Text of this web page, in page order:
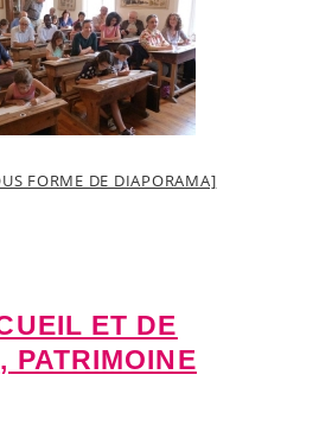
FORME DE DIAPORAMA]
ET DE
PATRIMOINE